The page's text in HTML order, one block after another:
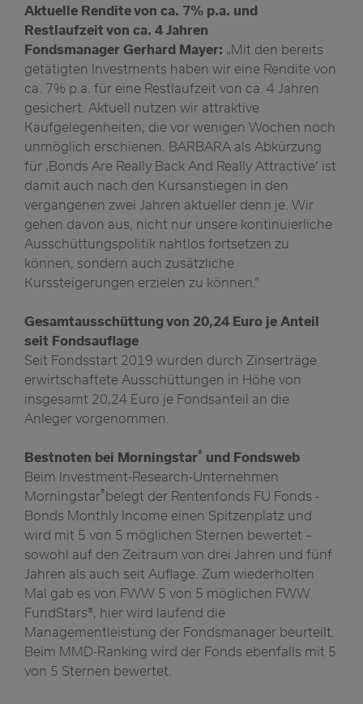
Aktuelle Rendite von ca. 7% p.a. und
Restlaufzeit von ca. 4 Jahren
Fondsmanager Gerhard Mayer: „Mit den bereits
getätigten Investments haben wir eine Rendite von
ca. 7% p.a. für eine Restlaufzeit von ca. 4 Jahren
gesichert. Aktuell nutzen wir attraktive
Kaufgelegenheiten, die vor wenigen Wochen noch
unmöglich erschienen. BARBARA als Abkürzung
für ‚Bonds Are Really Back And Really Attractive‘ ist
damit auch nach den Kursanstiegen in den
vergangenen zwei Jahren aktueller denn je. Wir
gehen davon aus, nicht nur unsere kontinuierliche
Ausschüttungspolitik nahtlos fortsetzen zu
können, sondern auch zusätzliche
Kurssteigerungen erzielen zu können.”
Gesamtausschüttung von 20,24 Euro je Anteil
seit Fondsauflage
Seit Fondsstart 2019 wurden durch Zinserträge
erwirtschaftete Ausschüttungen in Höhe von
insgesamt 20,24 Euro je Fondsanteil an die
Anleger vorgenommen.
Bestnoten bei Morningstar® und Fondsweb
Beim Investment-Research-Unternehmen
Morningstar®belegt der Rentenfonds FU Fonds -
Bonds Monthly Income einen Spitzenplatz und
wird mit 5 von 5 möglichen Sternen bewertet –
sowohl auf den Zeitraum von drei Jahren und fünf
Jahren als auch seit Auflage. Zum wiederholten
Mal gab es von FWW 5 von 5 möglichen FWW
FundStars®, hier wird laufend die
Managementleistung der Fondsmanager beurteilt.
Beim MMD-Ranking wird der Fonds ebenfalls mit 5
von 5 Sternen bewertet.